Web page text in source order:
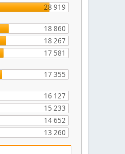
28 919
18 860
18 267
17 581
17 355
16 127
15 233
14 652
13 260